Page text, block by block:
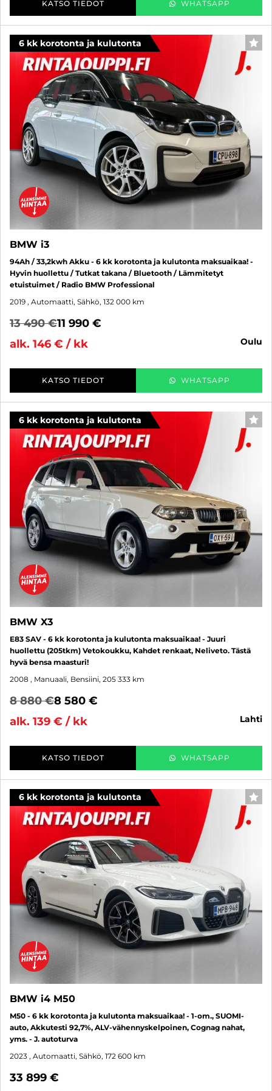
KATSO TIEDOT WHATSAPP
6 kk korotonta ja kulutonta
BMW i3
94Ah / 33,2kwh Akku - 6 kk korotonta ja kulutonta maksuaikaa! -
Hyvin huollettu / Tutkat takana / Bluetooth / Lämmitetyt
etuistuimet / Radio BMW Professional
2019 , Automaatti, Sähkö, 132 000 km
13 490 €11 990 €
alk. 146 € / kk
oulu
KATSO TIEDOT WHATSAPP
6 kk korotonta ja kulutonta
BMW X3
E83 SAV - 6 kk korotonta ja kulutonta maksuaikaa! - Juuri
huollettu (205tkm) Vetokoukku, Kahdet renkaat, Neliveto. Tästä
hyvä bensa maasturi!
2008 , Manuaali, Bensiini, 205 333 km
8 880 €8 580 €
alk. 139 € / kk
lahti
KATSO TIEDOT WHATSAPP
6 kk korotonta ja kulutonta
BMW i4 M50
M50 - 6 kk korotonta ja kulutonta maksuaikaa! - 1-om., SUOMI-
auto, Akkutesti 92,7%, ALV-vähennyskelpoinen, Cognag nahat,
yms. - J. autoturva
2023 , Automaatti, Sähkö, 172 600 km
33 899 €